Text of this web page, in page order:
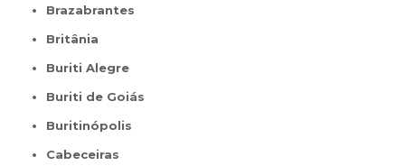
Brazabrantes
Britânia
Buriti Alegre
Buriti de Goiás
Buritinópolis
Cabeceiras